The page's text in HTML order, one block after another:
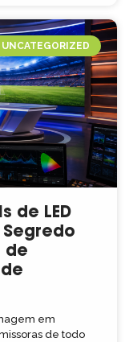
UNCATEGORIZED
de LED
Segredo
de
em
de todo